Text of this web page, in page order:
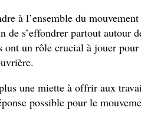
à l’ensemble du
de s’effondrer partout autour
ont un rôle crucial à jouer
une miette à offrir aux
possible pour le